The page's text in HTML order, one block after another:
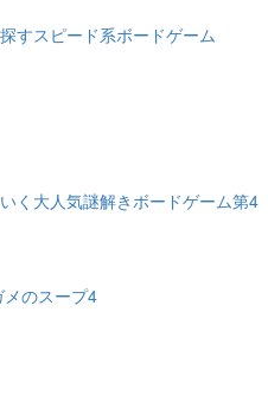
すスピード系ボードゲーム
く大人気謎解きボードゲーム第4
のスープ4